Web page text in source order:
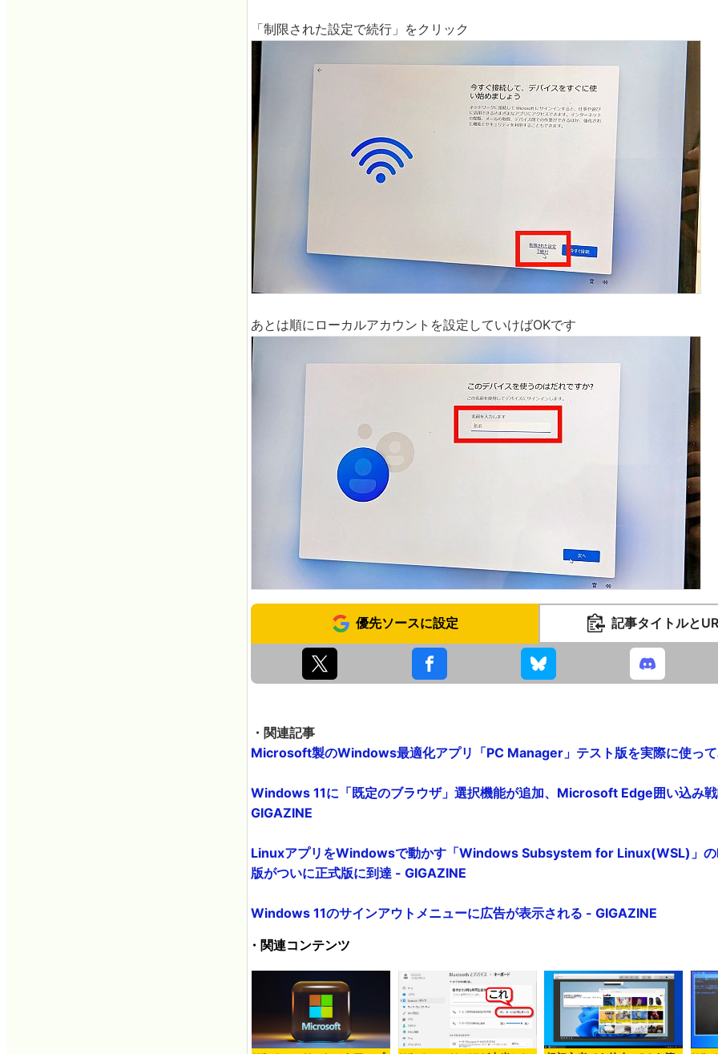
「制限された設定で続行」をクリック
あとは順にローカルアカウントを設定していけばOKです
優先ソースに設定 記事タイトルと
・関連記事
Microsoft製のWindows最適化アプリ「PC Manager」テスト版を実際に使っ
Windows 11に「既定のブラウザ」選択機能が追加、Microsoft Edge囲い込み
GIGAZINE
LinuxアプリをWindowsで動かす「Windows Subsystem for Linux(WSL)」
版がついに正式版に到達 - GIGAZINE
Windows 11のサインアウトメニューに広告が表示される - GIGAZINE
・関連コンテンツ